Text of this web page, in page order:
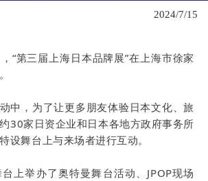
2024/7/15
“第三届上海日本品牌展”在上海市徐家
中，为了让更多朋友体验日本文化、旅
30家日资企业和日本各地方政府事务所
设舞台上与来场者进行互动。
上举办了奥特曼舞台活动、JPOP现场